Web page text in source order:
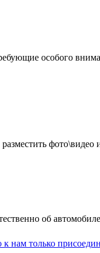
особого
фото\видео
об
к нам только